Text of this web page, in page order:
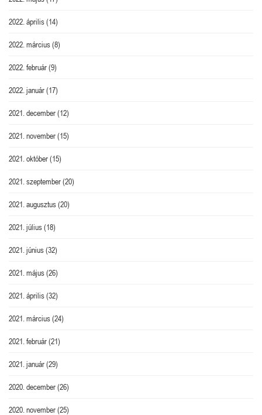
2022. április(14)
2022. március(8)
2022. február(9)
2022. január(17)
2021. december(12)
2021. november(15)
2021. október(15)
2021. szeptember(20)
2021. augusztus(20)
2021. július(18)
2021. június(32)
2021. május(26)
2021. április(32)
2021. március(24)
2021. február(21)
2021. január(29)
2020. december(26)
2020. november(25)